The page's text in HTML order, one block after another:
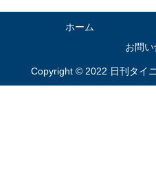
ホーム
お問
Copyright © 2022 日刊タイ